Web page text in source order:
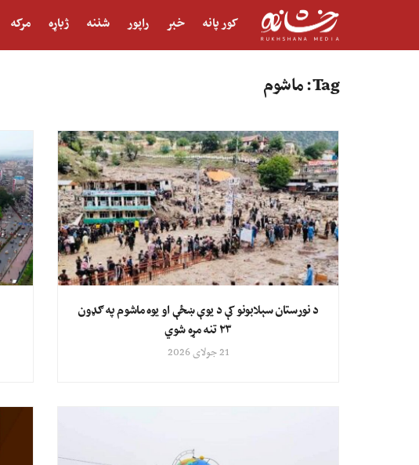
کور پانه خبر راپور شننه ژباړه مرکه
Tag: ماشوم
د نورستان سېلابونو کې د یوې ښځې او یوه ماشوم په ګډون
۲۳ تنه مړه شوي
21 جولای 2026